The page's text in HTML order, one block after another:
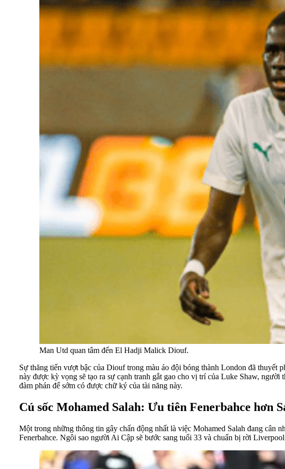
Man Utd quan tâm đến El Hadji Malick Diouf.
Sự thăng tiến vượt bậc của Diouf trong màu áo đội bóng thành London đã thuyết
này được kỳ vọng sẽ tạo ra sự cạnh tranh gắt gao cho vị trí của Luke Shaw,
đàm phán để sớm có được chữ ký của tài năng này.
Cú sốc Mohamed Salah: Ưu tiên Fenerbahce hơn
Một trong những thông tin gây chấn động nhất là việc Mohamed Salah đang
Fenerbahce. Ngôi sao người Ai Cập sẽ bước sang tuổi 33 và chuẩn bị rời